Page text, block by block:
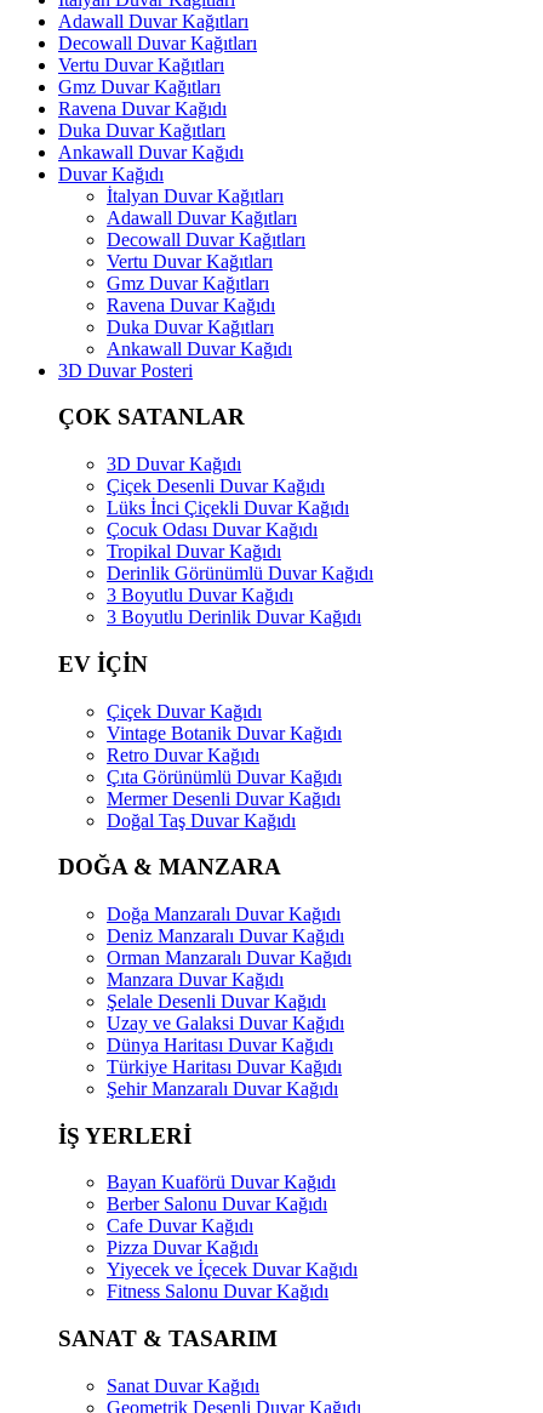
Adawall Duvar Kağıtları
Decowall Duvar Kağıtları
Vertu Duvar Kağıtları
Gmz Duvar Kağıtları
Ravena Duvar Kağıdı
Duka Duvar Kağıtları
Ankawall Duvar Kağıdı
Duvar Kağıdı
İtalyan Duvar Kağıtları
Adawall Duvar Kağıtları
Decowall Duvar Kağıtları
Vertu Duvar Kağıtları
Gmz Duvar Kağıtları
Ravena Duvar Kağıdı
Duka Duvar Kağıtları
Ankawall Duvar Kağıdı
3D Duvar Posteri
ÇOK SATANLAR
3D Duvar Kağıdı
Çiçek Desenli Duvar Kağıdı
Lüks İnci Çiçekli Duvar Kağıdı
Çocuk Odası Duvar Kağıdı
Tropikal Duvar Kağıdı
Derinlik Görünümlü Duvar Kağıdı
3 Boyutlu Duvar Kağıdı
3 Boyutlu Derinlik Duvar Kağıdı
EV İÇİN
Çiçek Duvar Kağıdı
Vintage Botanik Duvar Kağıdı
Retro Duvar Kağıdı
Çıta Görünümlü Duvar Kağıdı
Mermer Desenli Duvar Kağıdı
Doğal Taş Duvar Kağıdı
DOĞA & MANZARA
Doğa Manzaralı Duvar Kağıdı
Deniz Manzaralı Duvar Kağıdı
Orman Manzaralı Duvar Kağıdı
Manzara Duvar Kağıdı
Şelale Desenli Duvar Kağıdı
Uzay ve Galaksi Duvar Kağıdı
Dünya Haritası Duvar Kağıdı
Türkiye Haritası Duvar Kağıdı
Şehir Manzaralı Duvar Kağıdı
İŞ YERLERİ
Bayan Kuaförü Duvar Kağıdı
Berber Salonu Duvar Kağıdı
Cafe Duvar Kağıdı
Pizza Duvar Kağıdı
Yiyecek ve İçecek Duvar Kağıdı
Fitness Salonu Duvar Kağıdı
SANAT & TASARIM
Sanat Duvar Kağıdı
Geometrik Desenli Duvar Kağıdı